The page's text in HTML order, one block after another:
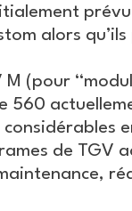
alors
M (pour
560
de TGV